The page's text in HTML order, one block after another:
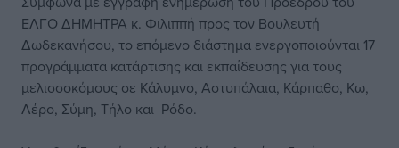
ΕΛΓΟ ΔΗΜΗΤΡΑ κ. Φιλιππή προς τον Βουλευτή
Δωδεκανήσου, το επόμενο διάστημα ενεργοποιούνται 17
προγράμματα κατάρτισης και εκπαίδευσης για τους
μελισσοκόμους σε Κάλυμνο, Αστυπάλαια, Κάρπαθο, Κω,
Λέρο, Σύμη, Τήλο και Ρόδο.